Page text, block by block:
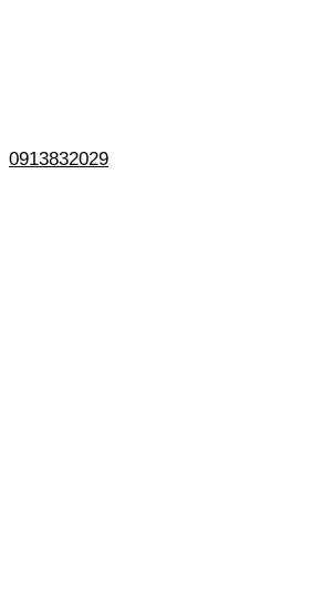
0913832029